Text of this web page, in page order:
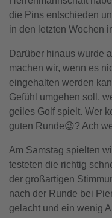
die Pins entschieden
in den letzten Wochen
Darüber hinaus wurde
machen wir, wenn es
eingehalten werden
Gefühl umgehen soll,
geiles Golf spielt. Wer
guten Runde😉? Ach
Am Samstag spielten
testeten die richtig
der großartigen
nach der Runde bei
gelacht und ein wenig